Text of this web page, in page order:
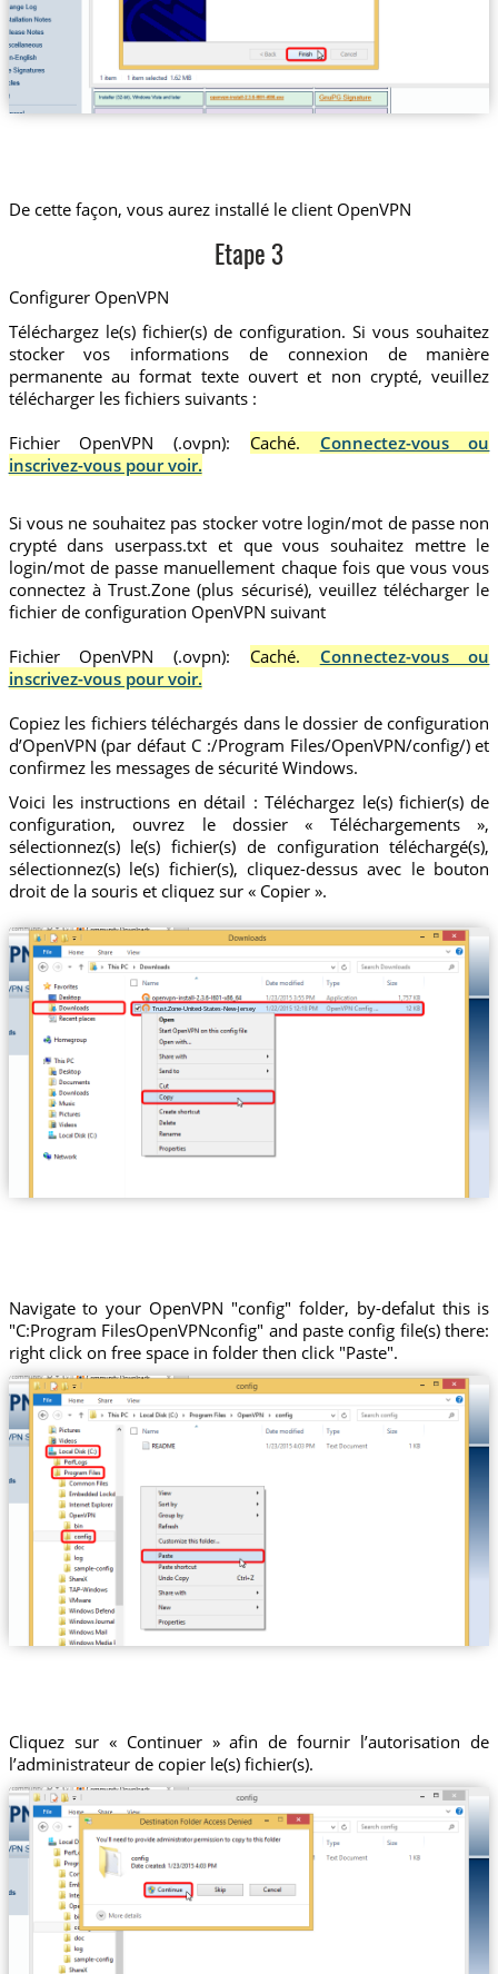
De cette façon, vous aurez installé le client OpenVPN
Etape 3
Configurer OpenVPN
Téléchargez le(s) fichier(s) de configuration. Si vous souhaitez
stocker vos informations de connexion de manière
permanente au format texte ouvert et non crypté, veuillez
télécharger les fichiers suivants :
Fichier OpenVPN (.ovpn):
Caché. Connectez-vous ou
inscrivez-vous pour voir.
Si vous ne souhaitez pas stocker votre login/mot de passe non
crypté dans userpass.txt et que vous souhaitez mettre le
login/mot de passe manuellement chaque fois que vous vous
connectez à Trust.Zone (plus sécurisé), veuillez télécharger le
fichier de configuration OpenVPN suivant
Fichier OpenVPN (.ovpn):
Caché. Connectez-vous ou
inscrivez-vous pour voir.
Copiez les fichiers téléchargés dans le dossier de configuration
d’OpenVPN (par défaut C :/Program Files/OpenVPN/config/) et
confirmez les messages de sécurité Windows.
Voici les instructions en détail : Téléchargez le(s) fichier(s) de
configuration, ouvrez le dossier « Téléchargements »,
sélectionnez(s) le(s) fichier(s) de configuration téléchargé(s),
sélectionnez(s) le(s) fichier(s), cliquez-dessus avec le bouton
droit de la souris et cliquez sur « Copier ».
Trust.Zone-United-States-New-Jersey
Navigate to your OpenVPN "config" folder, by-defalut this is
"C:Program FilesOpenVPNconfig" and paste config file(s) there:
right click on free space in folder then click "Paste".
Cliquez sur « Continuer » afin de fournir l’autorisation de
l’administrateur de copier le(s) fichier(s).